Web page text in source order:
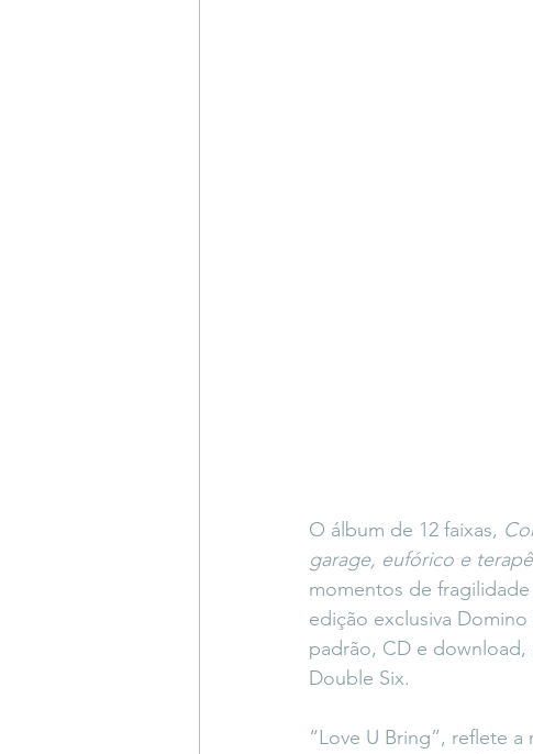
O álbum de 12 faixas,
garage, eufórico e
momentos de
edição exclusiva
padrão, CD e download,
Double Six.
“Love U Bring”, reflete